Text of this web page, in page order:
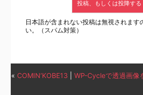
日本語が含まれない投稿は無視されます
い。（スパム対策）
« COMIN’KOBE13 WP-Cycleで透過画像